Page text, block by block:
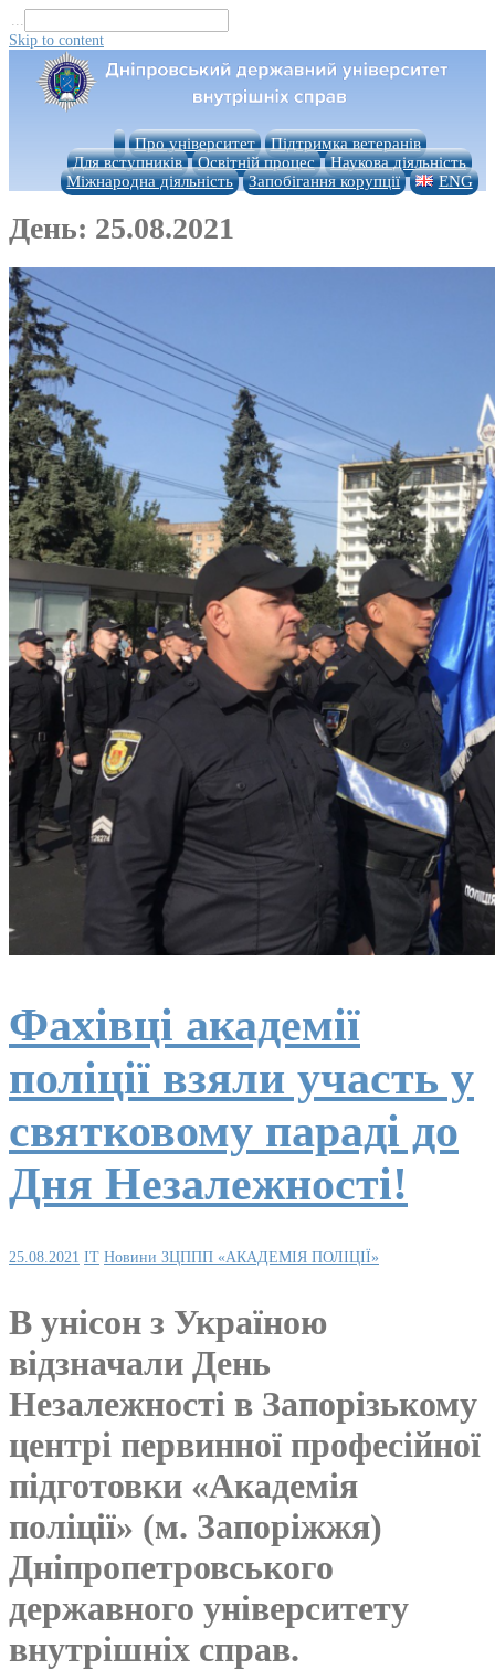
...
Skip to content
Про університет
Підтримка ветеранів
Для вступників
Освітній процес
Наукова діяльність
Міжнародна діяльність
Запобігання корупції ENG
День: 25.08.2021
Фахівці академії
поліції взяли участь у
святковому параді до
Дня Незалежності!
25.08.2021 IT Новини ЗЦППП «АКАДЕМІЯ ПОЛІЦІЇ»
В унісон з Україною
відзначали День
Незалежності в Запорізькому
центрі первинної професійної
підготовки «Академія
поліції» (м. Запоріжжя)
Дніпропетровського
державного університету
внутрішніх справ.